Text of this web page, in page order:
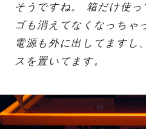
そうですね。 箱だけ使
ゴも消えてなくなっちゃ
電源も外に出してますし
スを置いてます。